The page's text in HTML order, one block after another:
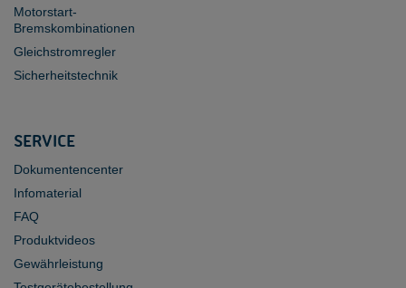
Motorstart-
Bremskombinationen
Gleichstromregler
Sicherheitstechnik
SERVICE
Dokumentencenter
Infomaterial
FAQ
Produktvideos
Gewährleistung